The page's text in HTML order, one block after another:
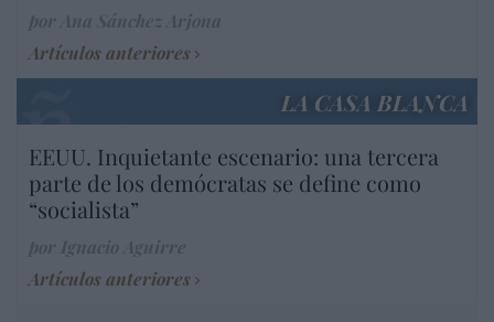
Artículos anteriores
LA CASA BLANCA
EEUU. Inquietante escenario: una tercera
parte de los demócratas se define como
“socialista”
Artículos anteriores